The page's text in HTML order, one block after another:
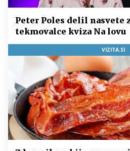
Peter Poles delil nasvete
tekmovalce kviza Na lovu
VIZITA.SI